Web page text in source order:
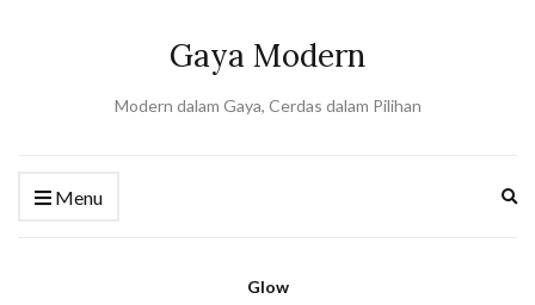
Gaya Modern
Modern dalam Gaya, Cerdas dalam Pilihan
Menu
Glow